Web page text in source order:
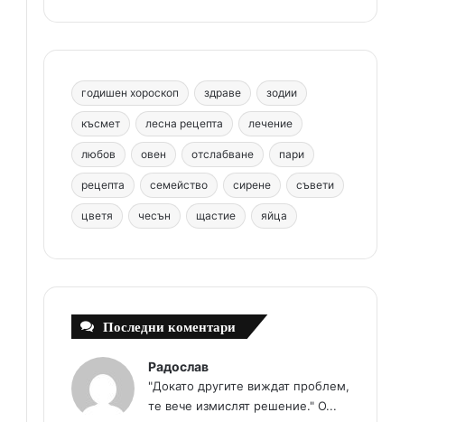
o
o
k
r
e
s
t
b
e
g
r
a
m
m
годишен хороскоп здраве зодии
късмет лесна рецепта лечение
любов овен отслабване пари
рецепта семейство сирене съвети
цветя чесън щастие яйца
Последни коментари
Радослав
"Докато другите виждат проблем,
те вече измислят решение." О...